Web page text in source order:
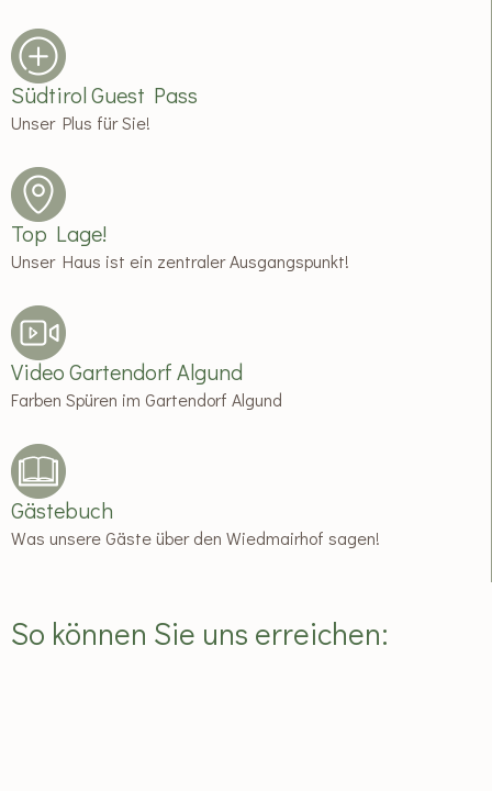
Südtirol Guest Pass
Unser Plus für Sie!
Top Lage!
Unser Haus ist ein zentraler Ausgangspunkt!
Video Gartendorf Algund
Farben Spüren im Gartendorf Algund
Gästebuch
Was unsere Gäste über den Wiedmairhof sagen!
So können Sie uns erreichen: